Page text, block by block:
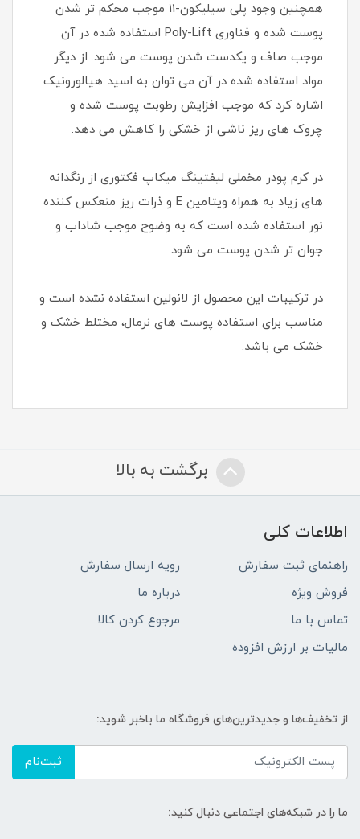
همچنین وجود پلی سیلیکون-11 موجب محکم تر شدن
پوست شده و فناوری Poly-Lift استفاده شده در آن
موجب صاف و یکدست شدن پوست می شود. از دیگر
مواد استفاده شده در آن می توان به اسید هیالورونیک
اشاره کرد که موجب افزایش رطوبت پوست شده و
چروک های ریز ناشی از خشکی را کاهش می دهد.
در کرم پودر مخملی لیفتینگ میکاپ فکتوری از رنگدانه
های زیاد به همراه ویتامین E و ذرات ریز منعکس کننده
نور استفاده شده است که به وضوح موجب شاداب و
جوان تر شدن پوست می شود.
در ترکیبات این محصول از لانولین استفاده نشده است و
مناسب برای استفاده پوست های نرمال، مختلط خشک و
خشک می باشد.
برگشت به بالا
اطلاعات کلی
راهنمای ثبت سفارش
رویه ارسال سفارش
فروش ویژه
درباره ما
تماس با ما
مرجوع کردن کالا
مالیات بر ارزش افزوده
از تخفیف‌ها و جدیدترین‌های فروشگاه ما باخبر شوید:
ثبت‌نام
ما را در شبکه‌های اجتماعی دنبال کنید: